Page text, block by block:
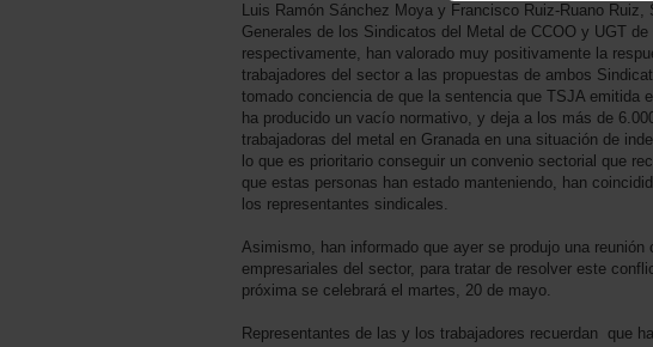
Luis Ramón Sánchez Moya y Francisco Ruiz-Ruano Ruiz,
Generales de los Sindicatos del Metal de CCOO y UGT de
respectivamente, han valorado muy positivamente la
trabajadores del sector a las propuestas de ambos
tomado conciencia de que la sentencia que TSJA emitida
ha producido un vacío normativo, y deja a los más de
trabajadoras del metal en Granada en una situación de
lo que es prioritario conseguir un convenio sectorial que
que estas personas han estado manteniendo, han
los representantes sindicales.
Asimismo, han informado que ayer se produjo una reunión
empresariales del sector, para tratar de resolver este
próxima se celebrará el martes, 20 de mayo.
Representantes de las y los trabajadores recuerdan que